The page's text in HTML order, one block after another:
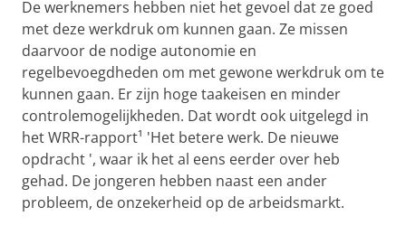
De werknemers hebben niet het gevoel dat ze goed
met deze werkdruk om kunnen gaan. Ze missen
daarvoor de nodige autonomie en
regelbevoegdheden om met gewone werkdruk om te
kunnen gaan. Er zijn hoge taakeisen en minder
controlemogelijkheden. Dat wordt ook uitgelegd in
het WRR-rapport¹ 'Het betere werk. De nieuwe
opdracht ', waar ik het al eens eerder over heb
gehad. De jongeren hebben naast een ander
probleem, de onzekerheid op de arbeidsmarkt.